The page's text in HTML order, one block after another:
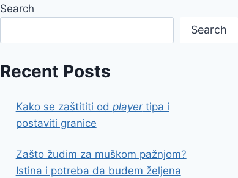
Search
Search
Recent Posts
Kako se zaštititi od playertipa i
postaviti granice
Zašto žudim za muškom pažnjom?
Istina i potreba da budem željena